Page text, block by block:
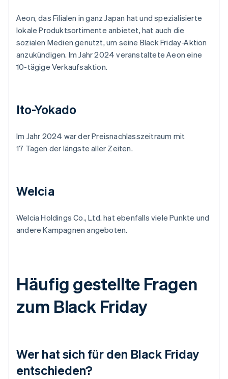
Aeon, das Filialen in ganz Japan hat und spezialisierte
lokale Produktsortimente anbietet, hat auch die
sozialen Medien genutzt, um seine Black Friday-Aktion
anzukündigen. Im Jahr 2024 veranstaltete Aeon eine
10-tägige Verkaufsaktion.
Ito-Yokado
Im Jahr 2024 war der Preisnachlasszeitraum mit
17 Tagen der längste aller Zeiten.
Welcia
Welcia Holdings Co., Ltd. hat ebenfalls viele Punkte und
andere Kampagnen angeboten.
Häufig gestellte Fragen
zum Black Friday
Wer hat sich für den Black Friday
entschieden?